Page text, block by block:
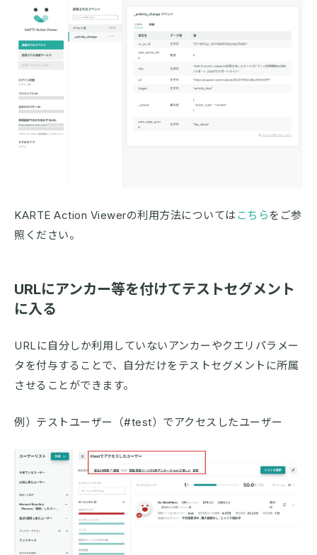
KARTE Action Viewerの利用方法については こちらをご参
照ください。
URLにアンカー等を付けてテストセグメント
に入る
URLに自分しか利用していないアンカーやクエリパラメー
タを付与することで、自分だけをテストセグメントに所属
させることができます。
例）テストユーザー（#test）でアクセスしたユーザー